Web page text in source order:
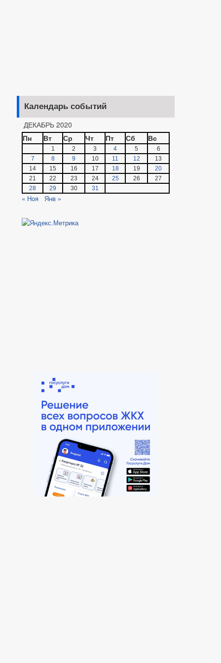
Календарь событий
ДЕКАБРЬ 2020
Пн
Вт Ср Чт Пт Сб Вс
1 2 3 4 5
6
7
8 9 10 11 12
13
14
15 16 17 18 19
20
21
22 23 24 25 26
27
28
29 30 31
« Ноя Янв »